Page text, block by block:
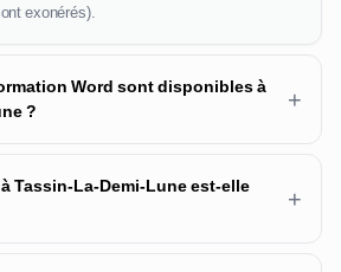
exonérés).
Word sont disponibles à
?
+
Tassin-La-Demi-Lune est-elle
+